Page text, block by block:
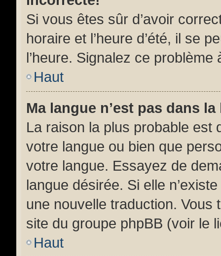
Si vous êtes sûr d’avoir
horaire et l’heure d’été, il se
l’heure. Signalez ce problème
Haut
Ma langue n’est pas dans
La raison la plus probable est
votre langue ou bien que
votre langue. Essayez de
langue désirée. Si elle
une nouvelle traduction. Vous
site du groupe phpBB (voir le
Haut